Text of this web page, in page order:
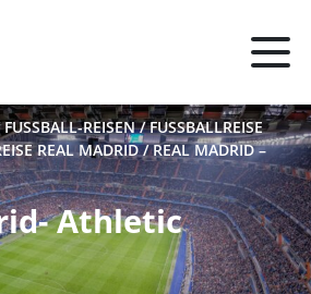
FUSSBALL-REISEN/FUSSBALLREISE
REAL MADRID/REAL MADRID –
Athletic